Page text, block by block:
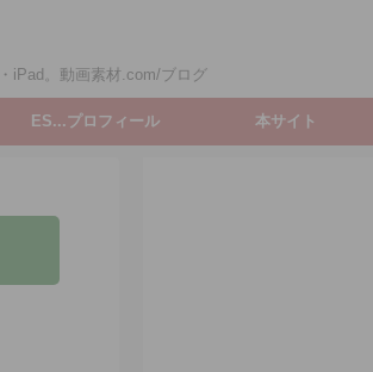
iPad。動画素材.com/ブログ
ES...プロフィール 本サイト